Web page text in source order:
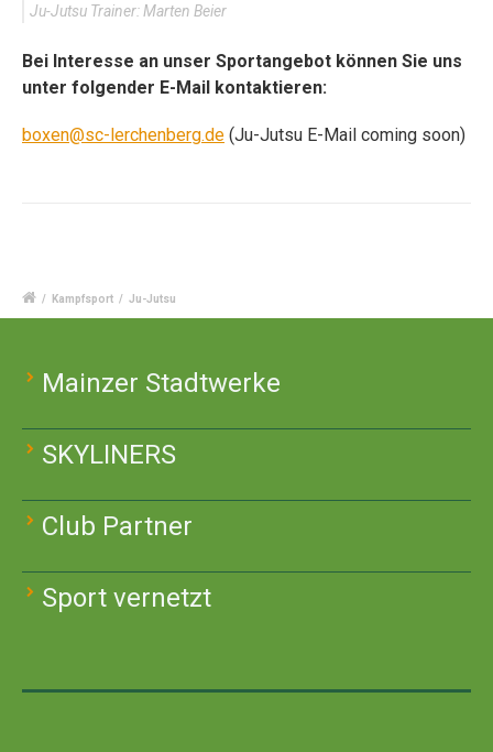
Ju-Jutsu Trainer: Marten Beier
Bei Interesse an unser Sportangebot können Sie uns
unter folgender E-Mail kontaktieren:
boxen@sc-lerchenberg.de (Ju-Jutsu E-Mail coming soon)
/ Kampfsport / Ju-Jutsu
Mainzer Stadtwerke
SKYLINERS
Club Partner
Sport vernetzt